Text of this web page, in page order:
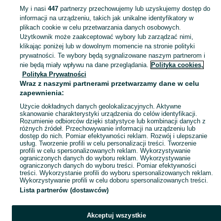
KATEGORIA
Skorzystaj z największego serwisu ogłoszeniowego - Słotwiny i okolice! Kupuj to, czego pragniesz i sprzedawaj to, czego już nie potrzebujesz! Zobacz
Mapa kategorii
Mapa miejscowości
Mapa ministron
Popularne wyszukiwania
My i nasi 447partnerzy przechowujemy lub uzyskujemy dostęp do
informacji na urządzeniu, takich jak unikalne identyfikatory w
plikach cookie w celu przetwarzania danych osobowych.
Użytkownik może zaakceptować wybory lub zarządzać nimi,
klikając poniżej lub w dowolnym momencie na stronie polityki
prywatności. Te wybory będą sygnalizowane naszym partnerom i
nie będą miały wpływu na dane przeglądania. Polityka cookies,
Polityka Prywatności
Wraz z naszymi partnerami przetwarzamy dane w celu
zapewnienia:
Użycie dokładnych danych geolokalizacyjnych. Aktywne
skanowanie charakterystyki urządzenia do celów identyfikacji.
Rozumienie odbiorców dzięki statystyce lub kombinacji danych z
różnych źródeł. Przechowywanie informacji na urządzeniu lub
dostęp do nich. Pomiar efektywności reklam. Rozwój i ulepszanie
usług. Tworzenie profili w celu personalizacji treści. Tworzenie
profili w celu spersonalizowanych reklam. Wykorzystywanie
ograniczonych danych do wyboru reklam. Wykorzystywanie
ograniczonych danych do wyboru treści. Pomiar efektywności
treści. Wykorzystanie profili do wyboru spersonalizowanych reklam.
Wykorzystywanie profili w celu doboru spersonalizowanych treści.
Lista partnerów (dostawców)
Akceptuj wszystkie